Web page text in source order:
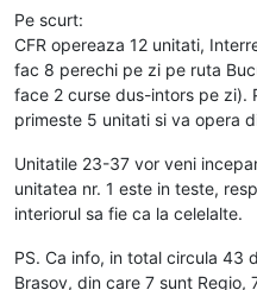
Pe scurt:
CFR opereaza 12 unitati,
fac 8 perechi pe zi pe ruta
face 2 curse dus-intors pe zi).
primeste 5 unitati si va opera
Unitatile 23-37 vor veni
unitatea nr. 1 este in teste,
interiorul sa fie ca la celelalte.
PS. Ca info, in total circula 43
Brasov, din care 7 sunt Regio,